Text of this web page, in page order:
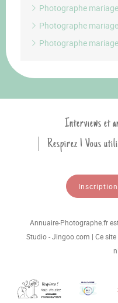
Photographe
Photographe
Photographe
Interviews et
Respirez ! Vous
Annuaire-Photographe.fr
Studio - Jingoo.com | Ce